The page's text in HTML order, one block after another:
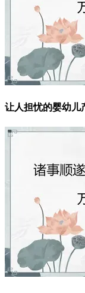
让人担忧的婴幼儿